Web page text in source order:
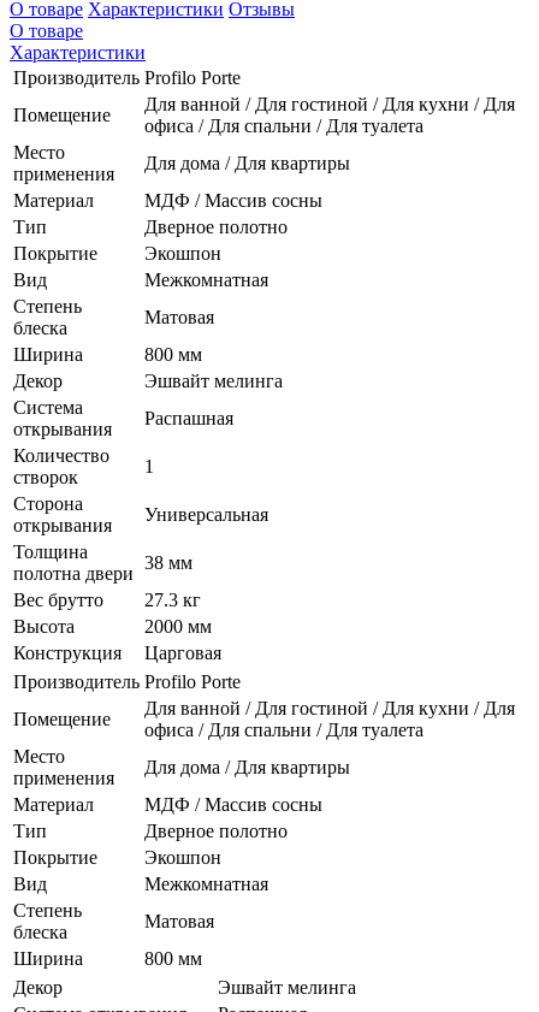
О товаре Характеристики Отзывы
О товаре
Характеристики
Производитель Profilo Porte
Помещение
Для ванной / Для гостиной / Для кухни / Для
офиса / Для спальни / Для туалета
Место
применения
Для дома / Для квартиры
Материал
МДФ / Массив сосны
Тип
Дверное полотно
Покрытие
Экошпон
Вид
Межкомнатная
Степень
блеска
Матовая
Ширина
800 мм
Декор
Эшвайт мелинга
Система
открывания
Распашная
Количество
створок
1
Сторона
открывания
Универсальная
Толщина
полотна двери
38 мм
Вес брутто
27.3 кг
Высота
2000 мм
Конструкция
Царговая
Производитель Profilo Porte
Помещение
Для ванной / Для гостиной / Для кухни / Для
офиса / Для спальни / Для туалета
Место
применения
Для дома / Для квартиры
Материал
МДФ / Массив сосны
Тип
Дверное полотно
Покрытие
Экошпон
Вид
Межкомнатная
Степень
блеска
Матовая
Ширина
800 мм
Декор
Эшвайт мелинга